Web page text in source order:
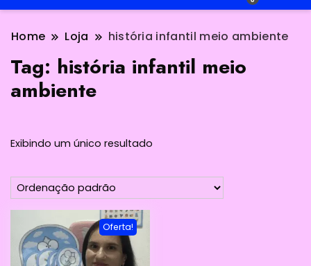
Home Loja história infantil meio ambiente
Tag: história infantil meio
ambiente
Exibindo um único resultado
Oferta!